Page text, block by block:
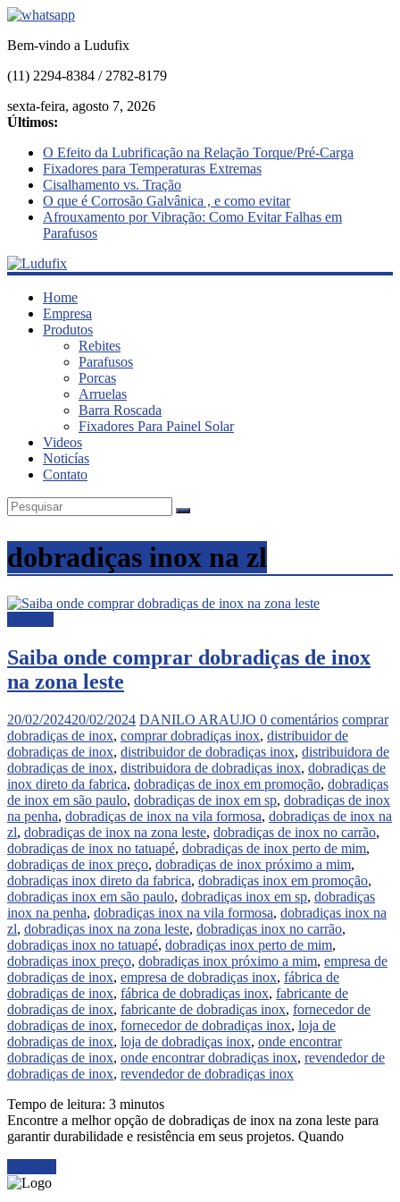
Bem-vindo a Ludufix
(11) 2294-8384 / 2782-8179
sexta-feira, agosto 7, 2026
Últimos:
O Efeito da Lubrificação na Relação Torque/Pré-Carga
Fixadores para Temperaturas Extremas
Cisalhamento vs. Tração
O que é Corrosão Galvânica , e como evitar
Afrouxamento por Vibração: Como Evitar Falhas em
Parafusos
Ludufix
Fixadores
Home
Empresa
Produtos
Rebites
Parafusos
Porcas
Arruelas
Barra Roscada
Fixadores Para Painel Solar
Videos
Noticías
Contato
dobradiças inox na zl
Saiba onde comprar dobradiças de inox
na zona leste
20/02/202420/02/2024 DANILO ARAUJO 0 comentários comprar
dobradiças de inox, comprar dobradiças inox, distribuidor de
dobradiças de inox, distribuidor de dobradiças inox, distribuidora de
dobradiças de inox, distribuidora de dobradiças inox, dobradiças de
inox direto da fabrica, dobradiças de inox em promoção, dobradiças
de inox em são paulo, dobradiças de inox em sp, dobradiças de inox
na penha, dobradiças de inox na vila formosa, dobradiças de inox na
zl, dobradiças de inox na zona leste, dobradiças de inox no carrão,
dobradiças de inox no tatuapé, dobradiças de inox perto de mim,
dobradiças de inox preço, dobradiças de inox próximo a mim,
dobradiças inox direto da fabrica, dobradiças inox em promoção,
dobradiças inox em são paulo, dobradiças inox em sp, dobradiças
inox na penha, dobradiças inox na vila formosa, dobradiças inox na
zl, dobradiças inox na zona leste, dobradiças inox no carrão,
dobradiças inox no tatuapé, dobradiças inox perto de mim,
dobradiças inox preço, dobradiças inox próximo a mim, empresa de
dobradiças de inox, empresa de dobradiças inox, fábrica de
dobradiças de inox, fábrica de dobradiças inox, fabricante de
dobradiças de inox, fabricante de dobradiças inox, fornecedor de
dobradiças de inox, fornecedor de dobradiças inox, loja de
dobradiças de inox, loja de dobradiças inox, onde encontrar
dobradiças de inox, onde encontrar dobradiças inox, revendedor de
dobradiças de inox, revendedor de dobradiças inox
Tempo de leitura: 3 minutos
Encontre a melhor opção de dobradiças de inox na zona leste para
garantir durabilidade e resistência em seus projetos. Quando